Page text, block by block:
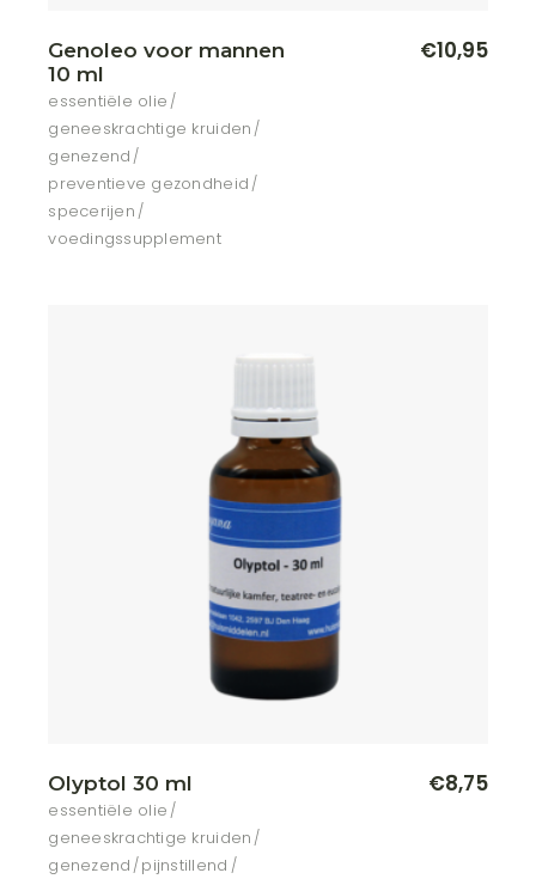
Genoleo voor mannen
10 ml
essentiële olie
geneeskrachtige kruiden
genezend
preventieve gezondheid
specerijen
voedingssupplement
€10,95
Olyptol 30 ml
essentiële olie
geneeskrachtige kruiden
genezend pijnstillend
€8,75